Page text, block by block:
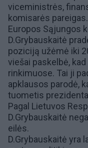
viceministrės,
komisarės pareigas.
Europos Sąjungos
D.Grybauskaitė
poziciją užėmė iki
viešai paskelbė,
rinkimuose. Tai ji
apklausos parodė,
tuometis
Pagal Lietuvos
D.Grybauskaitė
eilės.
D.Grybauskaitė yra